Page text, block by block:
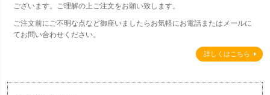
ございます。ご理解の上ご注文をお願い致します。
ご注文前にご不明な点など御座いましたらお気軽にお電話またはメールに
てお問い合わせください。
詳しくはこちら